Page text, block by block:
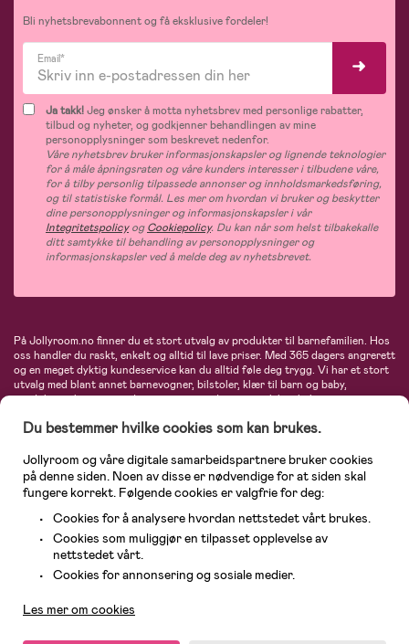
Bli nyhetsbrevabonnent og få eksklusive fordeler!
Email*
Ja takk!Jeg ønsker å motta nyhetsbrev med personlige rabatter,
tilbud og nyheter, og godkjenner behandlingen av mine
personopplysninger som beskrevet nedenfor.
Våre nyhetsbrev bruker informasjonskapsler og lignende teknologier
for å måle åpningsraten og våre kunders interesser i tilbudene våre,
for å tilby personlig tilpassede annonser og innholdsmarkedsføring,
og til statistiske formål. Les mer om hvordan vi bruker og beskytter
dine personopplysninger og informasjonskapsler i vår
IntegritetspolicyogCookiepolicy. Du kan når som helst tilbakekalle
ditt samtykke til behandling av personopplysninger og
informasjonskapsler ved å melde deg av nyhetsbrevet.
På Jollyroom.no finner du et stort utvalg av produkter til barnefamilien. Hos
oss handler du raskt, enkelt og alltid til lave priser. Med 365 dagers angrerett
og en meget dyktig kundeservice kan du alltid føle deg trygg. Vi har et stort
utvalg med blant annet barnevogner, bilstoler, klær til barn og baby,
produkter til mor, mengder av inspirerende interiør, leker, babyustyr og mye
Maxi-Cosi, Baby Jogger, BabyBjörn, Didriksons, KidKraft, Ergobaby, Philips
største nettbutikk for barn og baby!
Du bestemmer hvilke cookies som kan brukes.
Jollyroom og våre digitale samarbeidspartnere bruker cookies
på denne siden. Noen av disse er nødvendige for at siden skal
fungere korrekt. Følgende cookies er valgfrie for deg:
Cookies for å analysere hvordan nettstedet vårt brukes.
Cookies som muliggjør en tilpasset opplevelse av
nettstedet vårt.
Cookies for annonsering og sosiale medier.
Les mer om cookies